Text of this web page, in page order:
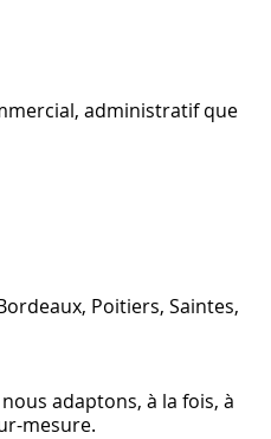
administratif que
Poitiers, Saintes,
adaptons, à la fois, à
mesure.